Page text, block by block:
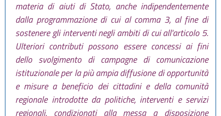
materia di aiuti di Stato, anche indipendentemente
dalla programmazione di cui al comma 3, al fine di
sostenere gli interventi negli ambiti di cui all'articolo 5.
Ulteriori contributi possono essere concessi ai fini
dello svolgimento di campagne di comunicazione
istituzionale per la più ampia diffusione di opportunità
e misure a beneficio dei cittadini e della comunità
regionale introdotte da politiche, interventi e servizi
regionali, condizionati alla messa a disposizione